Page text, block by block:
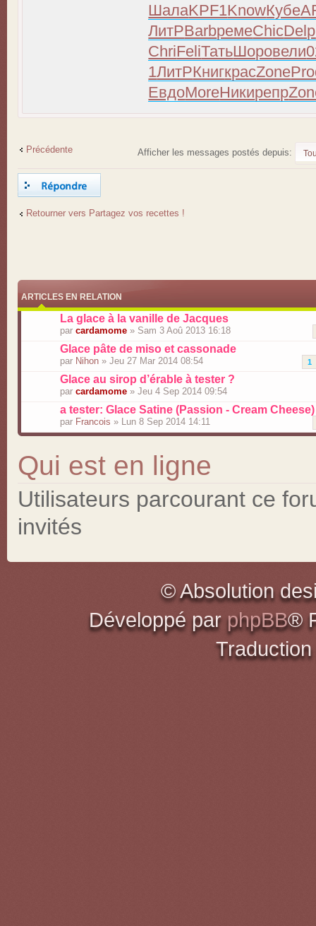
ШалаKPF1KnowКубе
ЛитРBarbремеChicDelp
ChriFeliТатьШоровели
1ЛитРКнигкрасZone
ЕвдоMoreНикирепр
Précédente Afficher les messages postés depuis:
Retourner vers Partagez vos recettes !
ARTICLES EN RELATION
La glace à la vanille de Jacques
par cardamome » Sam 3 Aoû 2013 16:18
Glace pâte de miso et cassonade
1
par Nihon » Jeu 27 Mar 2014 08:54
Glace au sirop d’érable à tester ?
par cardamome » Jeu 4 Sep 2014 09:54
a tester: Glace Satine (Passion - Cream
par Francois » Lun 8 Sep 2014 14:11
Qui est en ligne
Utilisateurs parcourant ce
invités
© Absolution
Développé par phpBB®